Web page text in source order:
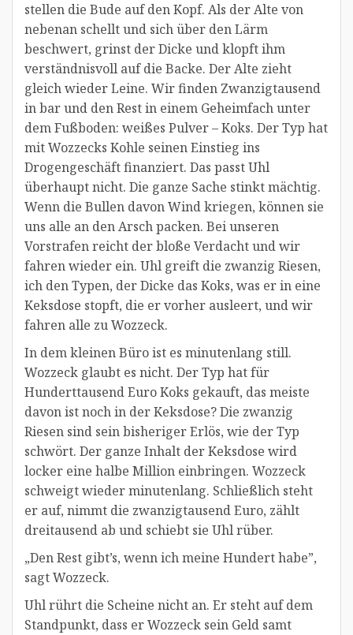
stellen die Bude auf den Kopf. Als der Alte von
nebenan schellt und sich über den Lärm
beschwert, grinst der Dicke und klopft ihm
verständnisvoll auf die Backe. Der Alte zieht
gleich wieder Leine. Wir finden Zwanzigtausend
in bar und den Rest in einem Geheimfach unter
dem Fußboden: weißes Pulver – Koks. Der Typ hat
mit Wozzecks Kohle seinen Einstieg ins
Drogengeschäft finanziert. Das passt Uhl
überhaupt nicht. Die ganze Sache stinkt mächtig.
Wenn die Bullen davon Wind kriegen, können sie
uns alle an den Arsch packen. Bei unseren
Vorstrafen reicht der bloße Verdacht und wir
fahren wieder ein. Uhl greift die zwanzig Riesen,
ich den Typen, der Dicke das Koks, was er in eine
Keksdose stopft, die er vorher ausleert, und wir
fahren alle zu Wozzeck.
In dem kleinen Büro ist es minutenlang still.
Wozzeck glaubt es nicht. Der Typ hat für
Hunderttausend Euro Koks gekauft, das meiste
davon ist noch in der Keksdose? Die zwanzig
Riesen sind sein bisheriger Erlös, wie der Typ
schwört. Der ganze Inhalt der Keksdose wird
locker eine halbe Million einbringen. Wozzeck
schweigt wieder minutenlang. Schließlich steht
er auf, nimmt die zwanzigtausend Euro, zählt
dreitausend ab und schiebt sie Uhl rüber.
„Den Rest gibt’s, wenn ich meine Hundert habe”,
sagt Wozzeck.
Uhl rührt die Scheine nicht an. Er steht auf dem
Standpunkt, dass er Wozzeck sein Geld samt